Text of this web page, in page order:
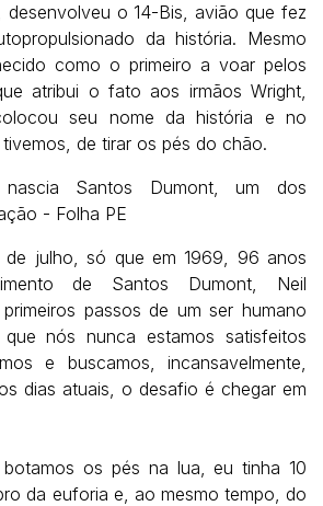
desenvolveu o 14-Bis, avião que fez
da história. Mesmo
como o primeiro a voar pelos
atribui o fato aos irmãos Wright,
seu nome da história e no
de tirar os pés do chão.
de julho, só que em 1969, 96 anos
de Santos Dumont, Neil
passos de um ser humano
nós nunca estamos satisfeitos
e buscamos, incansavelmente,
dias atuais, o desafio é chegar em
os pés na lua, eu tinha 10
da euforia e, ao mesmo tempo, do